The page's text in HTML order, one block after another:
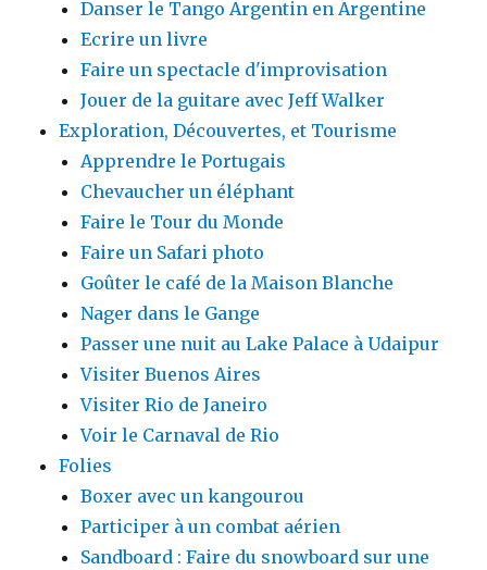
Danser le Tango Argentin en Argentine
Ecrire un livre
Faire un spectacle d'improvisation
Jouer de la guitare avec Jeff Walker
Exploration, Découvertes, et Tourisme
Apprendre le Portugais
Chevaucher un éléphant
Faire le Tour du Monde
Faire un Safari photo
Goûter le café de la Maison Blanche
Nager dans le Gange
Passer une nuit au Lake Palace à Udaipur
Visiter Buenos Aires
Visiter Rio de Janeiro
Voir le Carnaval de Rio
Folies
Boxer avec un kangourou
Participer à un combat aérien
Sandboard : Faire du snowboard sur une